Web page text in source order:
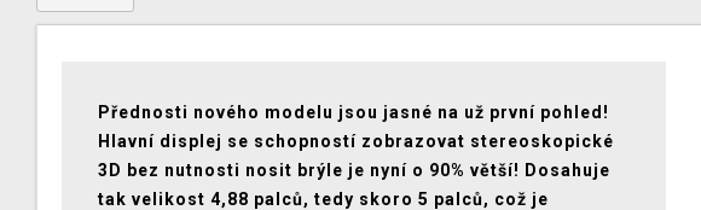
Přednosti nového modelu jsou jasné na už první pohled!
Hlavní displej se schopností zobrazovat stereoskopické
3D bez nutnosti nosit brýle je nyní o 90% větší! Dosahuje
tak velikost 4,88 palců, tedy skoro 5 palců, což je